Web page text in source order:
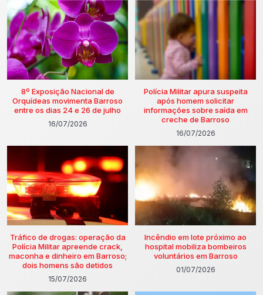
8º Exposição Nacional de
Orquídeas movimenta Barroso
entre os dias 24 e 26 de julho
16/07/2026
Polícia Militar apura suspeita
após homem solicitar
informações sobre saída em
creche de Barroso
16/07/2026
Tráfico de drogas: operação da
Polícia Militar apreende crack,
maconha e dinheiro em Barroso;
dois homens são detidos
15/07/2026
Incêndio em lote próximo ao
hospital mobiliza bombeiros
voluntários em Barroso
01/07/2026